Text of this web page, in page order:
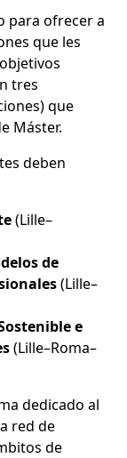
para ofrecer a
que les
tres
que
Máster.
deben
(Lille–
de
(Lille–
e
(Lille–Roma–
dedicado al
red de
de